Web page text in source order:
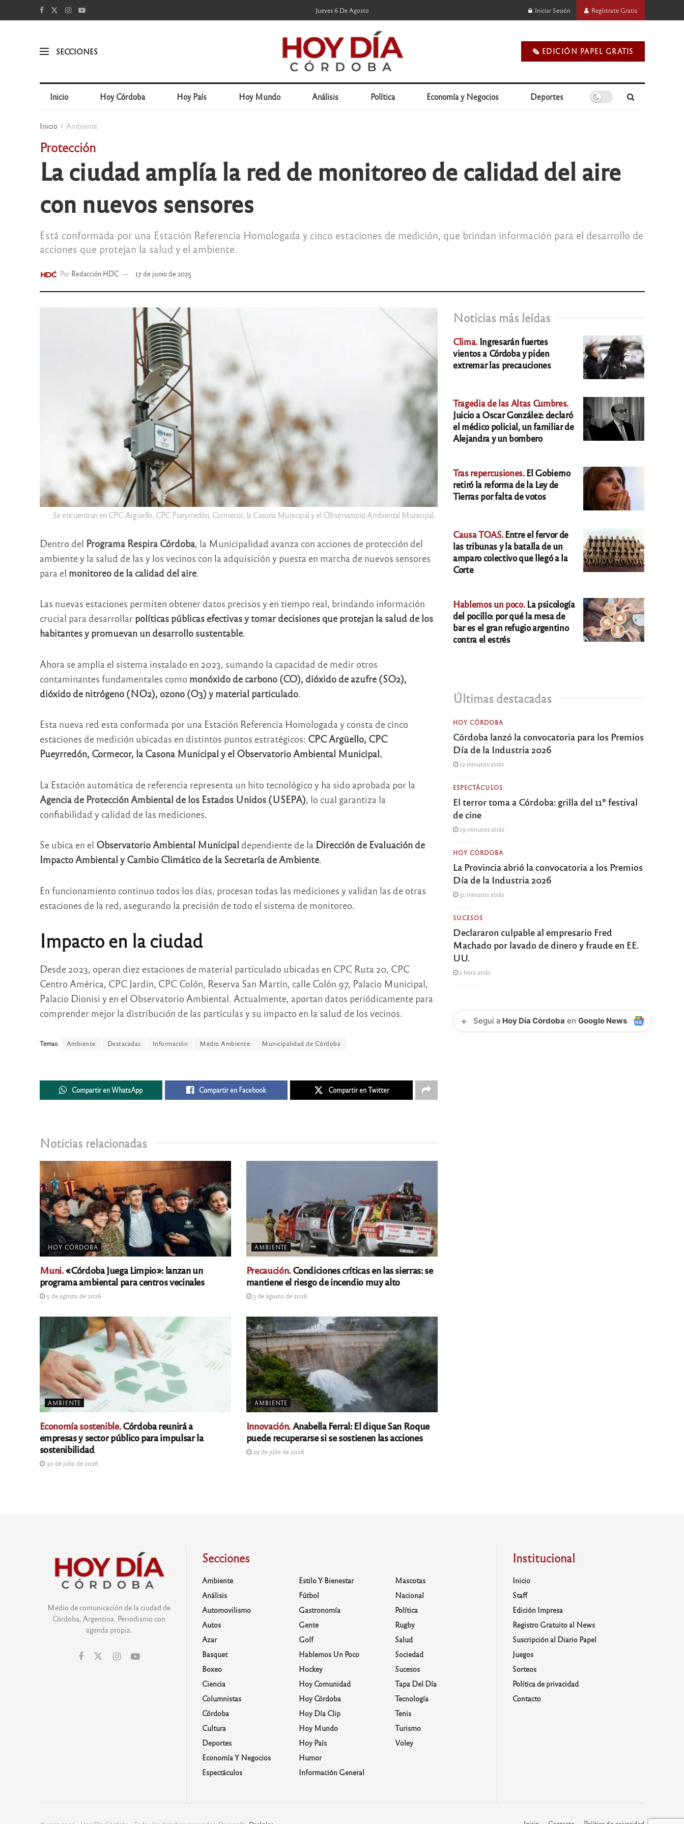
Jueves 6 De Agosto Iniciar Sesión Regístrate Gratis
SECCIONES 🗞️ EDICIÓN PAPEL GRATIS
Inicio Hoy Córdoba Hoy País Hoy Mundo Análisis Política Economía y Negocios Deportes
Inicio Ambiente
Protección
La ciudad amplía la red de monitoreo de calidad del aire
con nuevos sensores
Está conformada por una Estación Referencia Homologada y cinco estaciones de medición, que brindan información para el desarrollo de
acciones que protejan la salud y el ambiente.
Por Redacción HDC 17 de junio de 2025
Se encuentran en CPC Argüello, CPC Pueyrredón, Cormecor, la Casona Municipal y el Observatorio Ambiental Municipal.
Dentro del Programa Respira Córdoba, la Municipalidad avanza con acciones de protección del
ambiente y la salud de las y los vecinos con la adquisición y puesta en marcha de nuevos sensores
para el monitoreo de la calidad del aire.
Las nuevas estaciones permiten obtener datos precisos y en tiempo real, brindando información
crucial para desarrollar políticas públicas efectivas y tomar decisiones que protejan la salud de los
habitantes y promuevan un desarrollo sustentable.
Ahora se amplía el sistema instalado en 2023, sumando la capacidad de medir otros
contaminantes fundamentales como monóxido de carbono (CO), dióxido de azufre (SO2),
dióxido de nitrógeno (NO2), ozono (O3) y material particulado.
Esta nueva red esta conformada por una Estación Referencia Homologada y consta de cinco
estaciones de medición ubicadas en distintos puntos estratégicos: CPC Argüello, CPC
Pueyrredón, Cormecor, la Casona Municipal y el Observatorio Ambiental Municipal.
La Estación automática de referencia representa un hito tecnológico y ha sido aprobada por la
Agencia de Protección Ambiental de los Estados Unidos (USEPA), lo cual garantiza la
confiabilidad y calidad de las mediciones.
Se ubica en el Observatorio Ambiental Municipal dependiente de la Dirección de Evaluación de
Impacto Ambiental y Cambio Climático de la Secretaría de Ambiente.
En funcionamiento continuo todos los días, procesan todas las mediciones y validan las de otras
estaciones de la red, asegurando la precisión de todo el sistema de monitoreo.
Impacto en la ciudad
Desde 2023, operan diez estaciones de material particulado ubicadas en CPC Ruta 20, CPC
Centro América, CPC Jardín, CPC Colón, Reserva San Martín, calle Colón 97, Palacio Municipal,
Palacio Dionisi y en el Observatorio Ambiental. Actualmente, aportan datos periódicamente para
comprender mejor la distribución de las partículas y su impacto en la salud de los vecinos.
Temas: Ambiente Destacadas Información Medio Ambiente Municipalidad de Córdoba
Compartir en WhatsApp Compartir en Facebook Compartir en Twitter
Noticias relacionadas
HOY CÓRDOBA
Muni.«Córdoba Juega Limpio»: lanzan un
programa ambiental para centros vecinales
5 de agosto de 2026
AMBIENTE
Precaución.Condiciones críticas en las sierras: se
mantiene el riesgo de incendio muy alto
3 de agosto de 2026
AMBIENTE
Economía sostenible.Córdoba reunirá a
empresas y sector público para impulsar la
sostenibilidad
30 de julio de 2026
AMBIENTE
Innovación.Anabella Ferral: El dique San Roque
puede recuperarse si se sostienen las acciones
29 de julio de 2026
Noticias más leídas
Clima. Ingresarán fuertes
vientos a Córdoba y piden
extremar las precauciones
Tragedia de las Altas Cumbres.
Juicio a Oscar González: declaró
el médico policial, un familiar de
Alejandra y un bombero
Tras repercusiones.El Gobierno
retiró la reforma de la Ley de
Tierras por falta de votos
Causa TOAS.Entre el fervor de
las tribunas y la batalla de un
amparo colectivo que llegó a la
Corte
Hablemos un poco.La psicología
del pocillo: por qué la mesa de
bar es el gran refugio argentino
contra el estrés
Últimas destacadas
HOY CÓRDOBA
Córdoba lanzó la convocatoria para los Premios
Día de la Industria 2026
12 minutos atrás
ESPECTÁCULOS
El terror toma a Córdoba: grilla del 11º festival
de cine
19 minutos atrás
HOY CÓRDOBA
La Provincia abrió la convocatoria a los Premios
Día de la Industria 2026
31 minutos atrás
SUCESOS
Declararon culpable al empresario Fred
Machado por lavado de dinero y fraude en EE.
UU.
1 hora atrás
+ Seguí a Hoy Día Córdoba enGoogle News
Medio de comunicación de la ciudad de
Córdoba, Argentina. Periodismo con
agenda propia.
Secciones
Ambiente
Análisis
Automovilismo
Autos
Azar
Basquet
Boxeo
Ciencia
Columnistas
Córdoba
Cultura
Deportes
Economía Y Negocios
Espectáculos
Estilo Y Bienestar
Fútbol
Gastronomía
Gente
Golf
Hablemos Un Poco
Hockey
Hoy Comunidad
Hoy Córdoba
Hoy Día Clip
Hoy Mundo
Hoy País
Humor
Información General
Mascotas
Nacional
Política
Rugby
Salud
Sociedad
Sucesos
Tapa Del Día
Tecnología
Tenis
Turismo
Voley
Institucional
Inicio
Staff
Edición Impresa
Registro Gratuito al News
Suscripción al Diario Papel
Juegos
Sorteos
Política de privacidad
Contacto